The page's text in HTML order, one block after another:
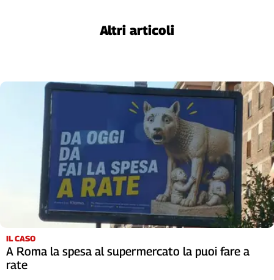
Campania
Romagna
Venezia
Giulia
Lazio
Altri articoli
IL CASO
A Roma la spesa al supermercato la puoi fare a
rate